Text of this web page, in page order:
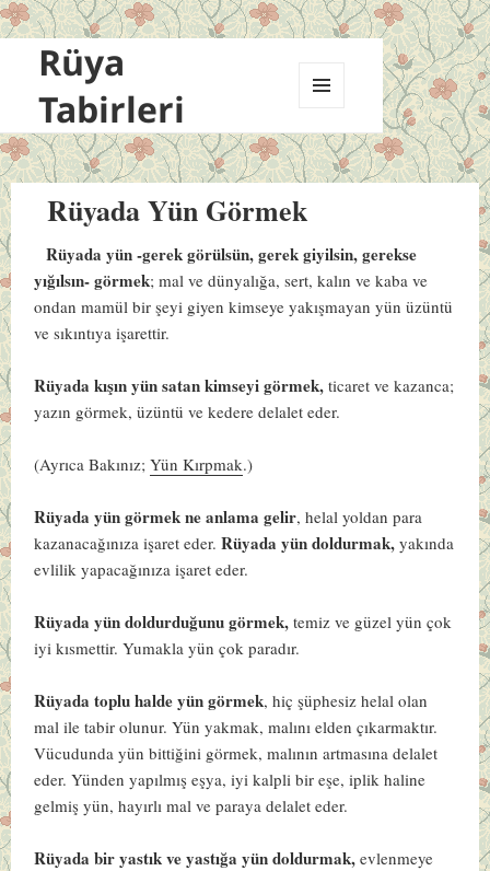
Rüya
Tabirleri
VE
BILEŞENLER
Rüyada Yün Görmek
Rüyada yün -gerek görülsün, gerek giyilsin, gerekse
yığılsın- görmek; mal ve dünyalığa, sert, kalın ve kaba ve
ondan mamül bir şeyi giyen kimseye yakışmayan yün üzüntü
ve sıkıntıya işarettir.
Rüyada kışın yün satan kimseyi görmek, ticaret ve kazanca;
yazın görmek, üzüntü ve kedere delalet eder.
(Ayrıca Bakınız;Yün Kırpmak.)
Rüyada yün görmek ne anlama gelir, helal yoldan para
kazanacağınıza işaret eder.Rüyada yün doldurmak, yakında
evlilik yapacağınıza işaret eder.
Rüyada yün doldurduğunu görmek,temiz ve güzel yün çok
iyi kısmettir. Yumakla yün çok paradır.
Rüyada toplu halde yün görmek, hiç şüphesiz helal olan
mal ile tabir olunur. Yün yakmak, malını elden çıkarmaktır.
Vücudunda yün bittiğini görmek, malının artmasına delalet
eder. Yünden yapılmış eşya, iyi kalpli bir eşe, iplik haline
gelmiş yün, hayırlı mal ve paraya delalet eder.
Rüyada bir yastık ve yastığa yün doldurmak, evlenmeye